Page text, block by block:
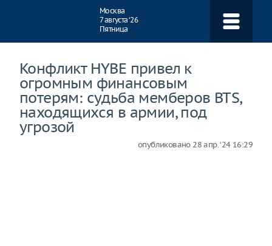
Москва
7 августа ‘26
Пятница
Конфликт HYBE привел к
огромным финансовым
потерям: судьба мемберов BTS,
находящихся в армии, под
угрозой
опубликовано 28 апр. ‘24 16:29